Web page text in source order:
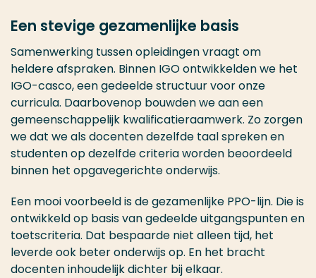
Een stevige gezamenlijke basis
Samenwerking tussen opleidingen vraagt om
heldere afspraken. Binnen IGO ontwikkelden we het
IGO-casco, een gedeelde structuur voor onze
curricula. Daarbovenop bouwden we aan een
gemeenschappelijk kwalificatieraamwerk. Zo zorgen
we dat we als docenten dezelfde taal spreken en
studenten op dezelfde criteria worden beoordeeld
binnen het opgavegerichte onderwijs.
Een mooi voorbeeld is de gezamenlijke PPO-lijn. Die is
ontwikkeld op basis van gedeelde uitgangspunten en
toetscriteria. Dat bespaarde niet alleen tijd, het
leverde ook beter onderwijs op. En het bracht
docenten inhoudelijk dichter bij elkaar.